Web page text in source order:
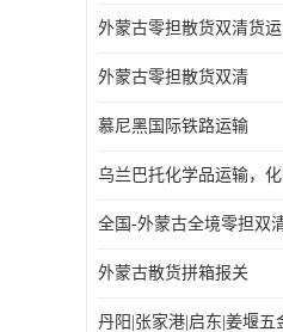
外蒙古零担散货双清货运
外蒙古零担散货双清
慕尼黑国际铁路运输
外蒙古散货拼箱报关